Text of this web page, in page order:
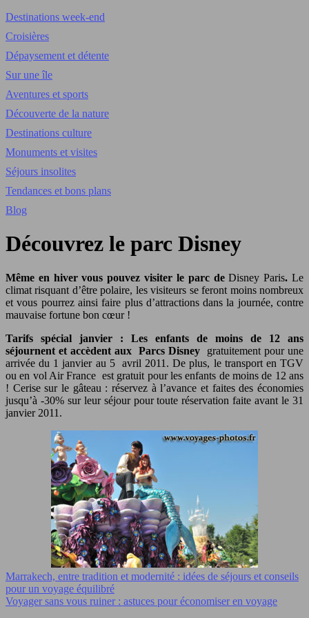
Destinations week-end
Croisières
Dépaysement et détente
Sur une île
Aventures et sports
Découverte de la nature
Destinations culture
Monuments et visites
Séjours insolites
Tendances et bons plans
Blog
Découvrez le parc Disney
Même en hiver vous pouvez visiter le parc deDisney Paris.Le
climat risquant d’être polaire, les visiteurs se feront moins nombreux
et vous pourrez ainsi faire plus d’attractions dans la journée, contre
mauvaise fortune bon cœur !
Tarifs spécial janvier : Les enfants de moins de 12 ans
séjournent et accèdent aux Parcs Disney gratuitement pour une
arrivée du 1 janvier au 5 avril 2011. De plus, le transport en TGV
ou en vol Air France est gratuit pour les enfants de moins de 12 ans
! Cerise sur le gâteau : réservez à l’avance et faites des économies
jusqu’à -30% sur leur séjour pour toute réservation faite avant le 31
janvier 2011.
Marrakech, entre tradition et modernité : idées de séjours et conseils
pour un voyage équilibré
Voyager sans vous ruiner : astuces pour économiser en voyage